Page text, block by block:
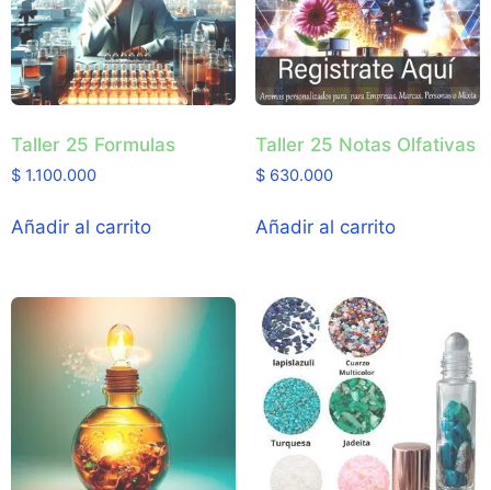
Taller 25 Formulas
$ 1.100.000
Añadir al carrito
Taller 25 Notas Olfativas
$630.000
Añadir al carrito